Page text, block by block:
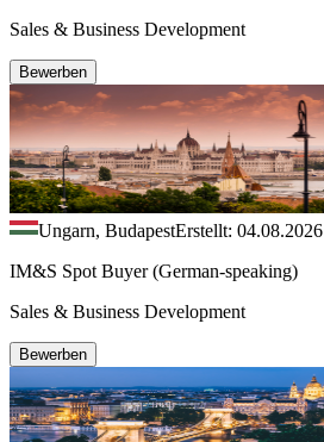
Sales & Business Development
Bewerben
Ungarn, BudapestErstellt: 04.08.2026
IM&S Spot Buyer (German-speaking)
Sales & Business Development
Bewerben